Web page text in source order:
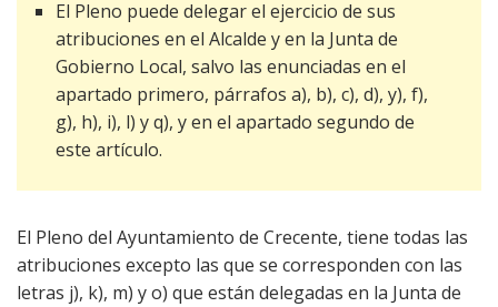
El Pleno puede delegar el ejercicio de sus
atribuciones en el Alcalde y en la Junta de
Gobierno Local, salvo las enunciadas en el
apartado primero, párrafos a), b), c), d), y), f),
g), h), i), l) y q), y en el apartado segundo de
este artículo.
El Pleno del Ayuntamiento de Crecente, tiene todas las
atribuciones excepto las que se corresponden con las
letras j), k), m) y o) que están delegadas en la Junta de